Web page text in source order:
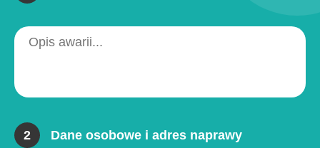
2 Dane osobowe i adres naprawy